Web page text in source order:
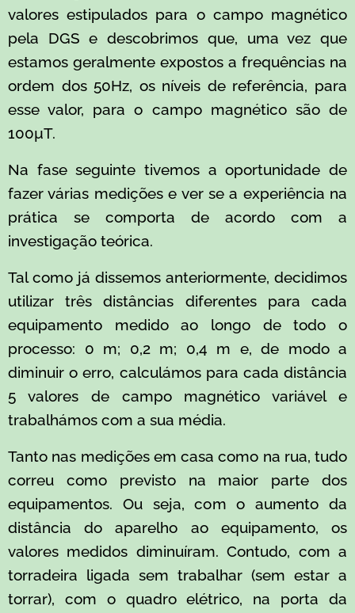
valores estipulados para o campo magnético
pela DGS e descobrimos que, uma vez que
estamos geralmente expostos a frequências na
ordem dos 50Hz, os níveis de referência, para
esse valor, para o campo magnético são de
100µT.
Na fase seguinte tivemos a oportunidade de
fazer várias medições e ver se a experiência na
prática se comporta de acordo com a
investigação teórica.
Tal como já dissemos anteriormente, decidimos
utilizar três distâncias diferentes para cada
equipamento medido ao longo de todo o
processo: 0 m; 0,2 m; 0,4 m e, de modo a
diminuir o erro, calculámos para cada distância
5 valores de campo magnético variável e
trabalhámos com a sua média.
Tanto nas medições em casa como na rua, tudo
correu como previsto na maior parte dos
equipamentos. Ou seja, com o aumento da
distância do aparelho ao equipamento, os
valores medidos diminuíram. Contudo, com a
torradeira ligada sem trabalhar (sem estar a
torrar), com o quadro elétrico, na porta da